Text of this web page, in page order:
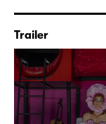
Trailer